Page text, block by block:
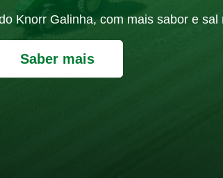
Knorr Galinha, com mais sabor e sal
Saber mais